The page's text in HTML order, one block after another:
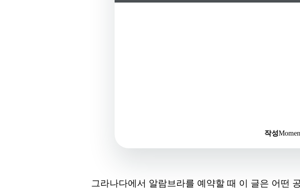
작성
그라나다에서 알람브라를 예약할 때 이 글은 어떤